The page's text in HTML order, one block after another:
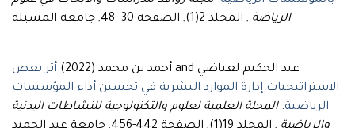
الرياضة , المجلد 2(1), الصفحة 30- 48, جامعة المسيلة
عبد الحكيم لعياضي and أحمد بن محمد (2022)
أثر بعض
الاستراتيجيات إدارة الموارد البشرية في تحسين أداء المؤسسات
الرياضية.المجلة العلمية لعلوم والتكنولوجية للنشاطات البدنية